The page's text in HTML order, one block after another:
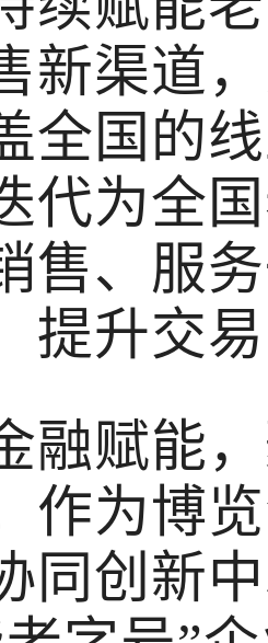
新渠道
全国的
代为全
售、服
提升交
融赋能
作为博
同创新